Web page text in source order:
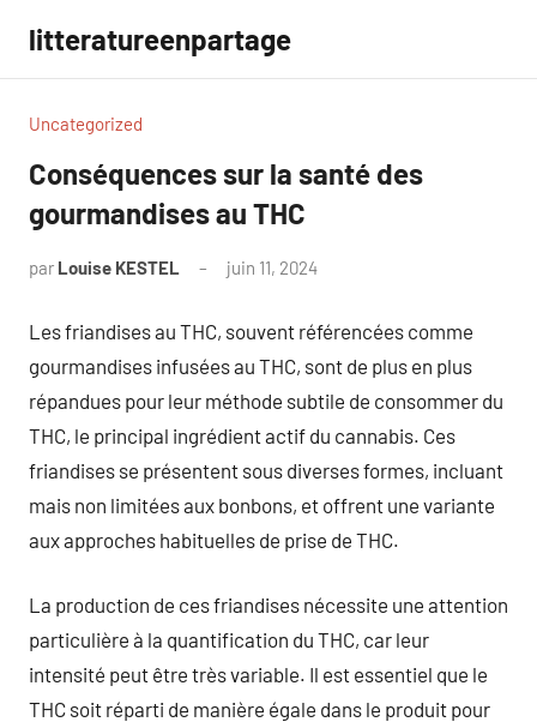
contenu
litteratureenpartage
Uncategorized
Conséquences sur la santé des
gourmandises au THC
par Louise KESTEL juin 11, 2024
Les friandises au THC, souvent référencées comme
gourmandises infusées au THC, sont de plus en plus
répandues pour leur méthode subtile de consommer du
THC, le principal ingrédient actif du cannabis. Ces
friandises se présentent sous diverses formes, incluant
mais non limitées aux bonbons, et offrent une variante
aux approches habituelles de prise de THC.
La production de ces friandises nécessite une attention
particulière à la quantification du THC, car leur
intensité peut être très variable. Il est essentiel que le
THC soit réparti de manière égale dans le produit pour